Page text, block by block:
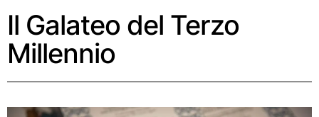
Il Galateo del Terzo
Millennio